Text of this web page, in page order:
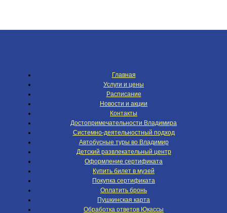
Главная
Услуги и цены
Расписание
Новости и акции
Контакты
Достопримечательности Владимира
Системно-деятельностный подход
Автобусные туры во Владимир
Детский развлекательный центр
Оформление сертификата
Купить билет в музей
Покупка сертификата
Оплатить бронь
Пушкинская карта
Обработка ответов Юкассы